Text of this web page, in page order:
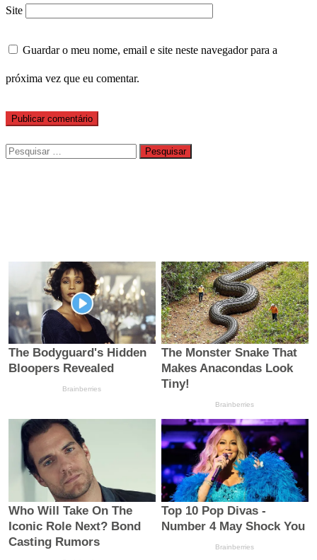
Site
Guardar o meu nome, email e site neste navegador para a
próxima vez que eu comentar.
Pesquisar
por: